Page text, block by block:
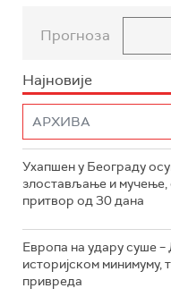
Прогноза
Најновије
Ухапшен у Београду
злостављање и мучење,
притвор од 30 дана
Европа на удару суше –
историјском минимуму,
привреда